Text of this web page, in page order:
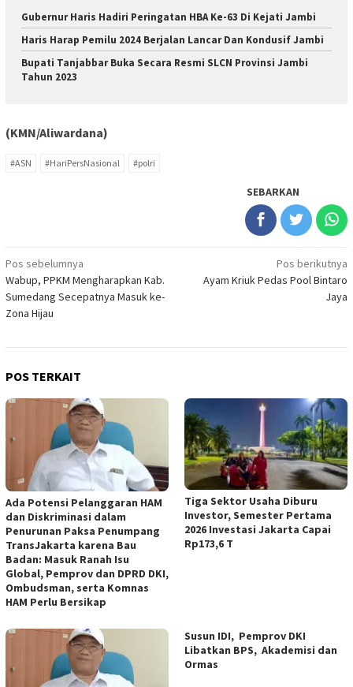
Gubernur Haris Hadiri Peringatan HBA Ke-63 Di Kejati Jambi
Haris Harap Pemilu 2024 Berjalan Lancar Dan Kondusif Jambi
Bupati Tanjabbar Buka Secara Resmi SLCN Provinsi Jambi
Tahun 2023
(KMN/Aliwardana)
#ASN #HariPersNasional #polri
SEBARKAN
Navigasi
pos
Pos sebelumnya
Wabup, PPKM Mengharapkan Kab.
Sumedang Secepatnya Masuk ke-
Zona Hijau
Pos berikutnya
Ayam Kriuk Pedas Pool Bintaro
Jaya
POS TERKAIT
Ada Potensi Pelanggaran HAM
dan Diskriminasi dalam
Penurunan Paksa Penumpang
TransJakarta karena Bau
Badan: Masuk Ranah Isu
Global, Pemprov dan DPRD DKI,
Ombudsman, serta Komnas
HAM Perlu Bersikap
Tiga Sektor Usaha Diburu
Investor, Semester Pertama
2026 Investasi Jakarta Capai
Rp173,6 T
Susun IDI, Pemprov DKI
Libatkan BPS, Akademisi dan
Ormas